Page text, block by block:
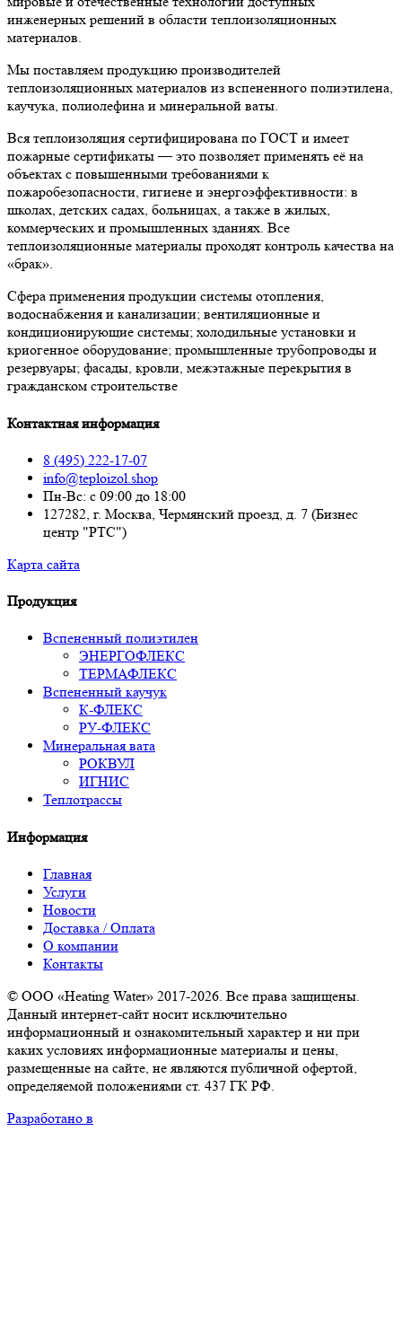
инженерных решений в области теплоизоляционных
материалов.
Мы поставляем продукцию производителей
теплоизоляционных материалов из вспененного полиэтилена,
каучука, полиолефина и минеральной ваты.
Вся теплоизоляция сертифицирована по ГОСТ и имеет
пожарные сертификаты — это позволяет применять её на
объектах с повышенными требованиями к
пожаробезопасности, гигиене и энергоэффективности: в
школах, детских садах, больницах, а также в жилых,
коммерческих и промышленных зданиях. Все
теплоизоляционные материалы проходят контроль качества на
«брак».
Сфера применения продукции системы отопления,
водоснабжения и канализации; вентиляционные и
кондиционирующие системы; холодильные установки и
криогенное оборудование; промышленные трубопроводы и
резервуары; фасады, кровли, межэтажные перекрытия в
гражданском строительстве
Контактная информация
8 (495) 222-17-07
info@teploizol.shop
Пн-Вс: с 09:00 до 18:00
127282, г. Москва, Чермянский проезд, д. 7 (Бизнес
центр "РТС")
Карта сайта
Продукция
Вспененный полиэтилен
ЭНЕРГОФЛЕКС
ТЕРМАФЛЕКС
Вспененный каучук
К-ФЛЕКС
РУ-ФЛЕКС
Минеральная вата
РОКВУЛ
ИГНИС
Теплотрассы
Информация
Главная
Услуги
Новости
Доставка / Оплата
О компании
Контакты
© ООО «Heating Water» 2017-2026. Все права защищены.
Данный интернет-сайт носит исключительно
информационный и ознакомительный характер и ни при
каких условиях информационные материалы и цены,
размещенные на сайте, не являются публичной офертой,
определяемой положениями ст. 437 ГК РФ.
Разработано в